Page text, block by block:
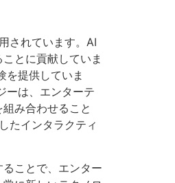
されています。AI
とに貢献していま
を提供していま
ーは、エンターテ
み合わせること
たインタラクティ
ことで、エンター